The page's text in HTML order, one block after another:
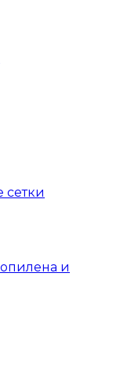
сетки
и